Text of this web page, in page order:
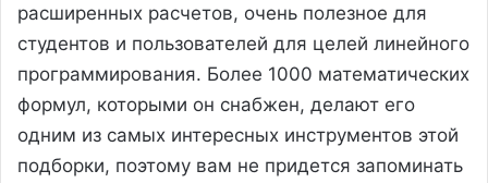
расширенных расчетов, очень полезное для
студентов и пользователей для целей линейного
программирования. Более 1000 математических
формул, которыми он снабжен, делают его
одним из самых интересных инструментов этой
подборки, поэтому вам не придется запоминать